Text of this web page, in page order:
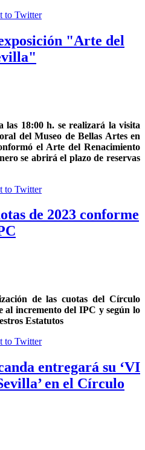
"Arte del
las 18:00 h. se realizará la visita
del Museo de Bellas Artes en
el Arte del Renacimiento
se abrirá el plazo de reservas
de 2023 conforme
de las cuotas del Círculo
al incremento del IPC y según lo
Estatutos
entregará su ‘VI
en el Círculo